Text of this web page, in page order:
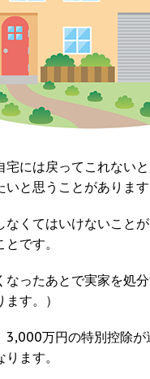
宅には戻ってこれない
と思うことがあります
なくてはいけないこと
です。
なったあとで実家を処
す。）
3,000万円の特別控除
ます。